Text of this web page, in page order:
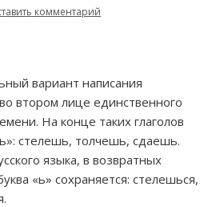
комментарий
вариант написания
втором лице единственного
На конце таких глаголов
стелешь, толчешь, сдаешь.
языка, в возвратных
«ь» сохраняется: стелешься,